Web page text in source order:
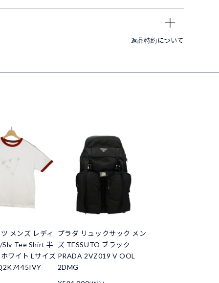
返品特約について
メンズ レディ
Slv Tee Shirt 半
ワイト Lサイズ
プラダ リュックサック メン
ズ TESSUTO ブラック
PRADA 2VZ019 V OOL
2DMG